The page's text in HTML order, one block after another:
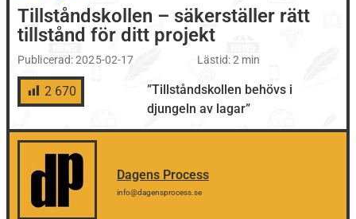
Tillståndskollen – säkerställer rätt
tillstånd för ditt projekt
Publicerad: 2025-02-17 Lästid: 2 min
2 670
”Tillståndskollen behövs i
djungeln av lagar”
Dagens Process
info@dagensprocess.se